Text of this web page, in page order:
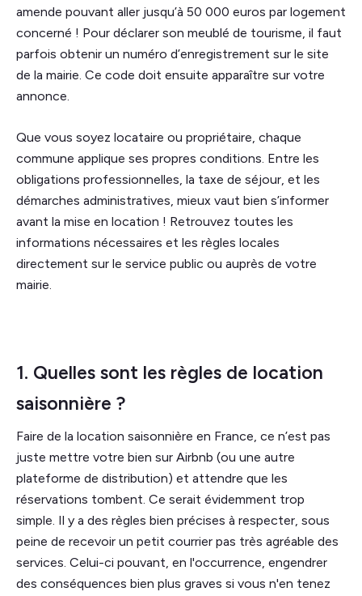
amende pouvant aller jusqu’à 50 000 euros par logement
concerné ! Pour déclarer son meublé de tourisme, il faut
parfois obtenir un numéro d’enregistrement sur le site
de la mairie. Ce code doit ensuite apparaître sur votre
annonce.
Que vous soyez locataire ou propriétaire, chaque
commune applique ses propres conditions. Entre les
obligations professionnelles, la taxe de séjour, et les
démarches administratives, mieux vaut bien s’informer
avant la mise en location ! Retrouvez toutes les
informations nécessaires et les règles locales
directement sur le service public ou auprès de votre
mairie.
1. Quelles sont les règles de location
saisonnière ?
Faire de la location saisonnière en France, ce n’est pas
juste mettre votre bien sur Airbnb (ou une autre
plateforme de distribution) et attendre que les
réservations tombent. Ce serait évidemment trop
simple. Il y a des règles bien précises à respecter, sous
peine de recevoir un petit courrier pas très agréable des
services. Celui-ci pouvant, en l'occurrence, engendrer
des conséquences bien plus graves si vous n'en tenez